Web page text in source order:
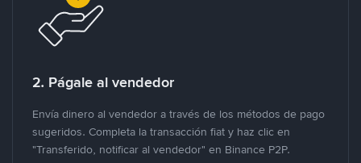
2. Págale al vendedor
Envía dinero al vendedor a través de los métodos de pago
sugeridos. Completa la transacción fiat y haz clic en
"Transferido, notificar al vendedor" en Binance P2P.